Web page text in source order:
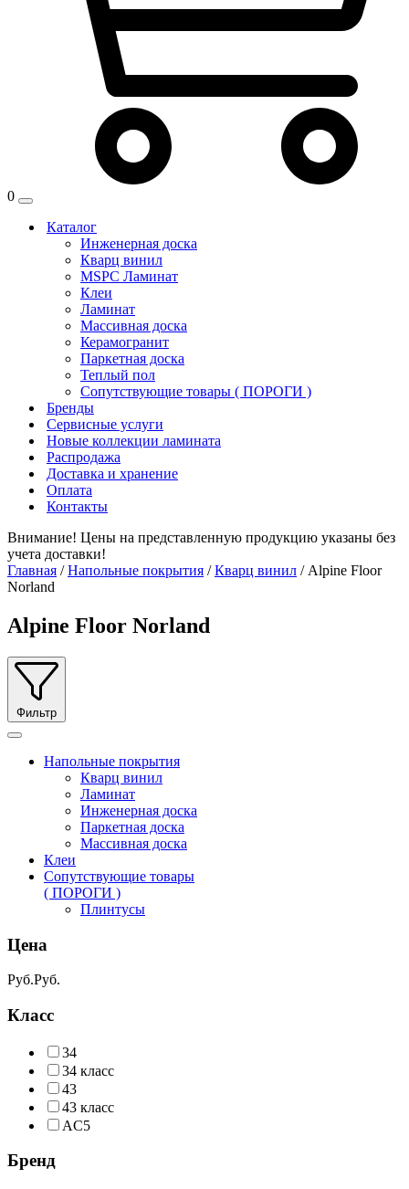
0
Каталог
Инженерная доска
Кварц винил
MSPC Ламинат
Клеи
Ламинат
Массивная доска
Керамогранит
Паркетная доска
Теплый пол
Сопутствующие товары ( ПОРОГИ )
Бренды
Сервисные услуги
Новые коллекции ламината
Распродажа
Доставка и хранение
Оплата
Контакты
Внимание! Цены на представленную продукцию указаны без
учета доставки!
Главная /Напольные покрытия /Кварц винил / Alpine Floor
Norland
Alpine Floor Norland
Фильтр
Напольные покрытия
Кварц винил
Ламинат
Инженерная доска
Паркетная доска
Массивная доска
Клеи
Сопутствующие товары
( ПОРОГИ )
Плинтусы
Цена
Руб.Руб.
Класс
34
34 класс
43
43 класс
AC5
Бренд